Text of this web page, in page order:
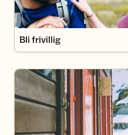
Bli frivillig
Bli medlem